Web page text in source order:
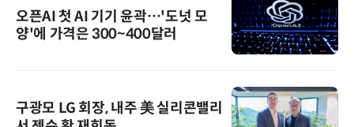
오픈AI 첫 AI 기기 윤곽…'도넛 모
양'에 가격은 300~400달러
구광모 LG 회장, 내주 美 실리콘밸리